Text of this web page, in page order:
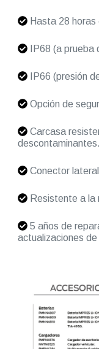
Hasta 28 horas
IP68 (a prueba
IP66 (presión
Opción de
Carcasa
descontaminantes.
Conector
Resistente a la
5 años de
actualizaciones